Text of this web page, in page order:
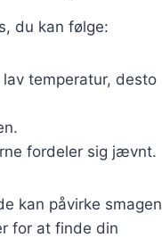
du kan følge:
temperatur, desto
fordeler sig jævnt.
kan påvirke smagen
for at finde din